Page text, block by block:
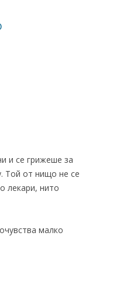
и се грижеше за
Той от нищо не се
лекари, нито
малко